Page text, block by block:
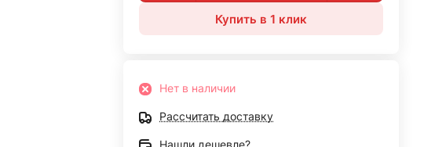
Купить в 1 клик
Нет в наличии
Рассчитать доставку
Нашли дешевле?